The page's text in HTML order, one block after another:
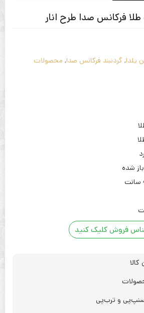
طلا فرکانس صدا طرح انار
یلدا, گردنبند فرکانس صدا, محصولات
فروش کلیک کنید
و ترب‌پی